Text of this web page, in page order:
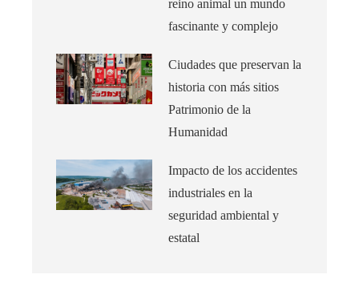
reino animal un mundo
fascinante y complejo
Ciudades que preservan la
historia con más sitios
Patrimonio de la
Humanidad
Impacto de los accidentes
industriales en la
seguridad ambiental y
estatal